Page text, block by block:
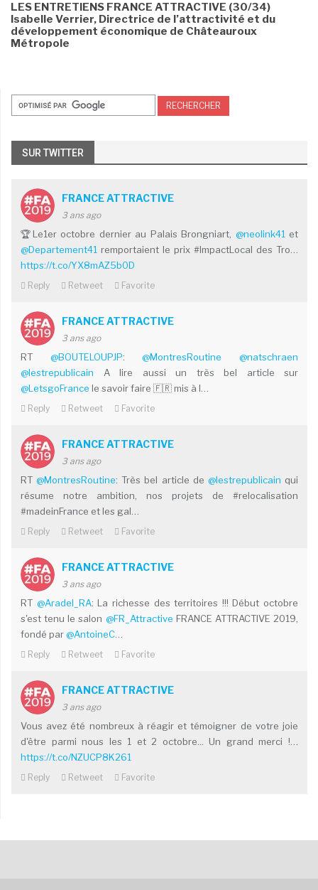
LES ENTRETIENS FRANCE ATTRACTIVE (30/34)
Isabelle Verrier, Directrice de l’attractivité et du
développement économique de Châteauroux
Métropole
SUR TWITTER
FRANCE ATTRACTIVE
3 ans ago
🏆Le1er octobre dernier au Palais Brongniart, @neolink41 et
@Departement41 remportaient le prix #ImpactLocal des Tro…
https://t.co/YX8mAZ5b0D
Reply Retweet Favorite
FRANCE ATTRACTIVE
3 ans ago
RT @BOUTELOUPJP:@MontresRoutine
@natschraen
@lestrepublicain A lire aussi un très bel article sur
@LetsgoFrance le savoir faire 🇫🇷 mis à l…
Reply Retweet Favorite
FRANCE ATTRACTIVE
3 ans ago
RT@MontresRoutine: Très bel article de @lestrepublicain qui
résume notre ambition, nos projets de #relocalisation
#madeinFrance et les gal…
Reply Retweet Favorite
FRANCE ATTRACTIVE
3 ans ago
RT @Aradel_RA: La richesse des territoires !!! Début octobre
s'est tenu le salon @FR_Attractive FRANCE ATTRACTIVE 2019,
fondé par@AntoineC
Reply Retweet Favorite
FRANCE ATTRACTIVE
3 ans ago
Vous avez été nombreux à réagir et témoigner de votre joie
d'être parmi nous les 1 et 2 octobre... Un grand merci !…
https://t.co/NZUCP8K261
Reply Retweet Favorite